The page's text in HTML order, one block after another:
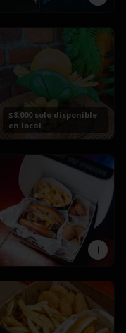
$8.000 solo disponible
en local